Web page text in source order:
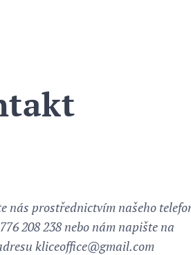
nás prostřednictvím našeho
776 208 238 nebo nám napište
kliceoffice@gmail.com